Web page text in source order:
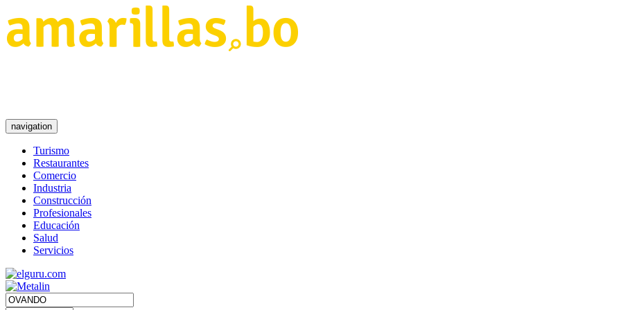
navigation
Turismo
Restaurantes
Comercio
Industria
Construcción
Profesionales
Educación
Salud
Servicios